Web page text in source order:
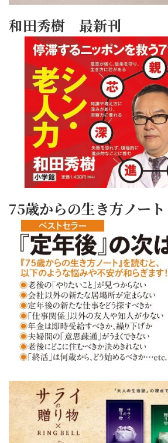
和田秀樹 最新刊
75歳からの生き方ノート